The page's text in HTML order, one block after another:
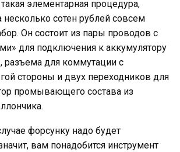
элементарная процедура,
сотен рублей совсем
Он состоит из пары проводов с
для подключения к аккумулятору
разъема для коммутации с
стороны и двух переходников для
промывающего состава из
форсунку надо будет
вам понадобится инструмент